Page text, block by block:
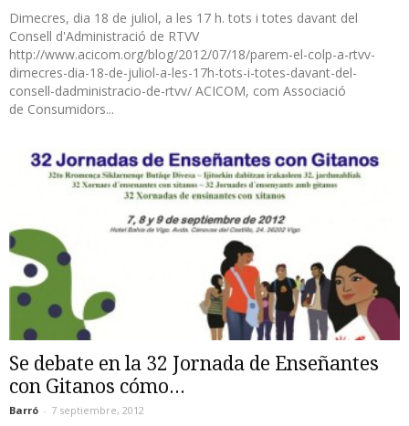
Dimecres, dia 18 de juliol, a les 17 h. tots i totes davant del
Consell d'Administració de RTVV
http://www.acicom.org/blog/2012/07/18/parem-el-colp-a-rtvv-
dimecres-dia-18-de-juliol-a-les-17h-tots-i-totes-davant-del-
consell-dadministracio-de-rtvv/ ACICOM, com Associació
de Consumidors...
Se debate en la 32 Jornada de Enseñantes
con Gitanos cómo...
Barró - 7 septiembre, 2012